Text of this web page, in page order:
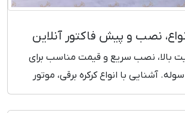
نصب و پیش فاکتور آنلاین
بالا، نصب سریع و قیمت مناسب برای
آشنایی با انواع کرکره برقی، موتور
و قیمت روز.